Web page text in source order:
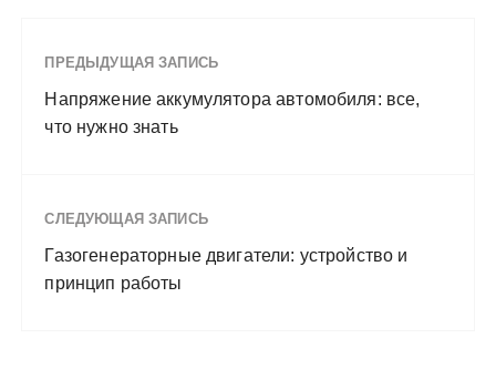
ПРЕДЫДУЩАЯ ЗАПИСЬ
Напряжение аккумулятора автомобиля: все,
что нужно знать
СЛЕДУЮЩАЯ ЗАПИСЬ
Газогенераторные двигатели: устройство и
принцип работы